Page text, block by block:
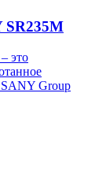
SR235M
это
Group